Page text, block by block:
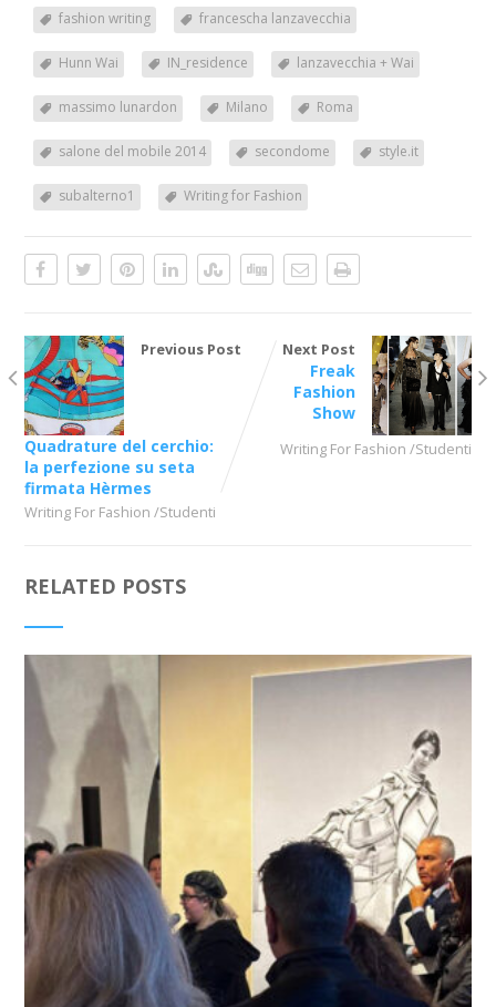
fashion writing francescha lanzavecchia
Hunn Wai IN_residence lanzavecchia + Wai
massimo lunardon Milano Roma
salone del mobile 2014 secondome style.it
subalterno1 Writing for Fashion
Previous Post
Quadrature del cerchio:
la perfezione su seta
firmata Hèrmes
Writing For Fashion /Studenti
Next Post
Freak
Fashion
Show
Writing For Fashion /Studenti
RELATED POSTS